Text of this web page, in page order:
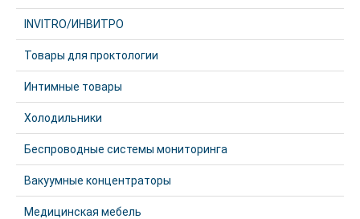
INVITRO/ИНВИТРО
Товары для проктологии
Интимные товары
Холодильники
Беспроводные системы мониторинга
Вакуумные концентраторы
Медицинская мебель